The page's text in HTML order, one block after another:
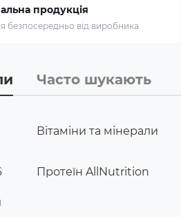
продукція
безпосередньо від виробника
Часто шукають
Вітаміни та мінерали
Протеїн AllNutrition